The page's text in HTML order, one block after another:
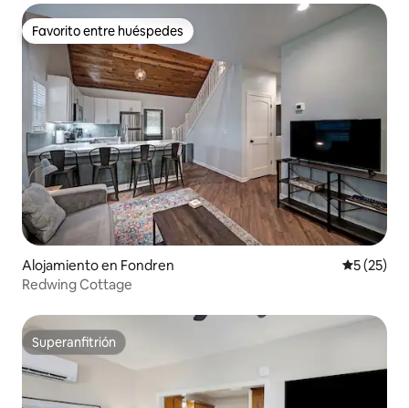
Favorito entre huéspedes
Favorito entre huéspedes
Alojamiento en Fondren
5 (25)
Redwing Cottage
Superanfitrión
Superanfitrión